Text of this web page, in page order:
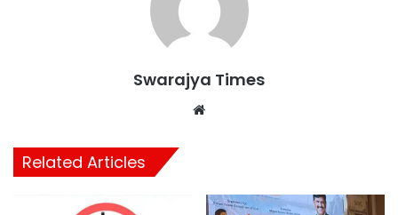
Swarajya Times
Related Articles